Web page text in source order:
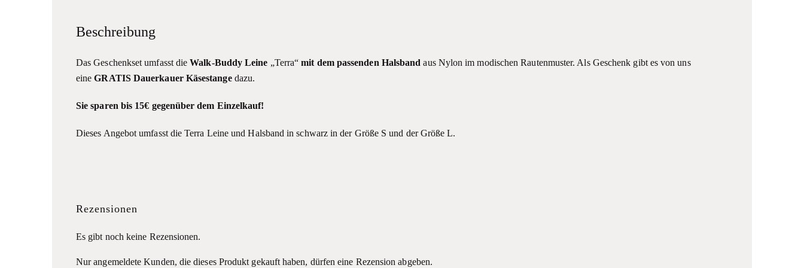
Beschreibung
Das Geschenkset umfasst dieWalk-Buddy Leine „Terra“mit dem passenden Halsband aus Nylon im modischen Rautenmuster. Als Geschenk gibt es von uns
eineGRATIS Dauerkauer Käsestangedazu.
Sie sparen bis 15€ gegenüber dem Einzelkauf!
Dieses Angebot umfasst die Terra Leine und Halsband in schwarz in der Größe S und der Größe L.
Rezensionen
Es gibt noch keine Rezensionen.
Nur angemeldete Kunden, die dieses Produkt gekauft haben, dürfen eine Rezension abgeben.